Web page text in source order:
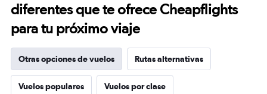
diferentes que te ofrece Cheapflights
para tu próximo viaje
Otras opciones de vuelos Rutas alternativas
Vuelos populares Vuelos por clase